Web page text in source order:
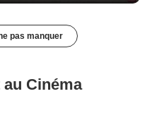
pas manquer
Cinéma